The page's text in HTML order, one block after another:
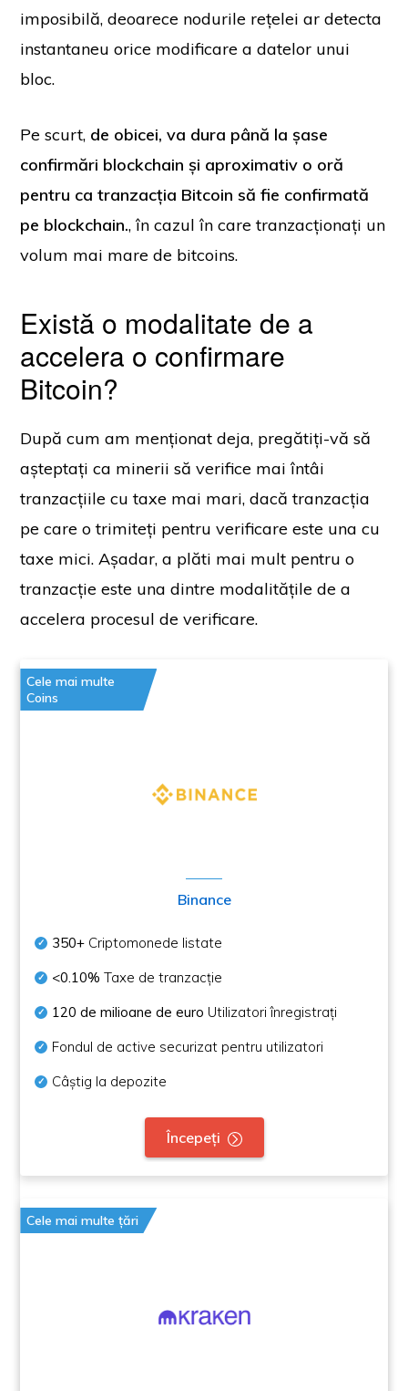
imposibilă, deoarece nodurile rețelei ar detecta
instantaneu orice modificare a datelor unui
bloc.
Pe scurt, de obicei, va dura până la șase
confirmări blockchain și aproximativ o oră
pentru ca tranzacția Bitcoin să fie confirmată
pe blockchain., în cazul în care tranzacționați un
volum mai mare de bitcoins.
Există o modalitate de a
accelera o confirmare
Bitcoin?
După cum am menționat deja, pregătiți-vă să
așteptați ca minerii să verifice mai întâi
tranzacțiile cu taxe mai mari, dacă tranzacția
pe care o trimiteți pentru verificare este una cu
taxe mici. Așadar, a plăti mai mult pentru o
tranzacție este una dintre modalitățile de a
accelera procesul de verificare.
Cele mai multe
Coins
Binance
350+ Criptomonede listate
<0.10% Taxe de tranzacție
120 de milioane de euro Utilizatori înregistrați
Fondul de active securizat pentru utilizatori
Câștig la depozite
Începeți
Cele mai multe țări